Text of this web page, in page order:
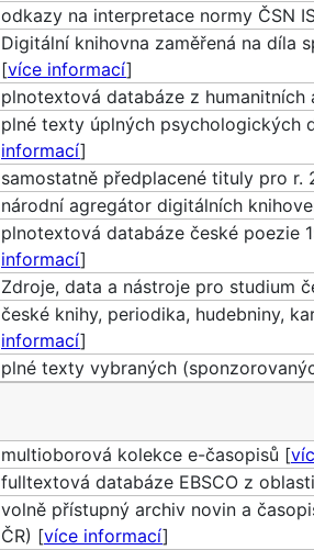
odkazy na interpretace normy ČSN
Digitální knihovna zaměřená na díla
[více informací]
plnotextová databáze z humanitních
plné texty úplných psychologických
informací]
samostatně předplacené tituly pro r.
národní agregátor digitálních
plnotextová databáze české poezie
informací]
Zdroje, data a nástroje pro studium
české knihy, periodika, hudebniny,
informací]
plné texty vybraných
multioborová kolekce e-časopisů [
fulltextová databáze EBSCO z
volně přístupný archiv novin a
ČR) [více informací]